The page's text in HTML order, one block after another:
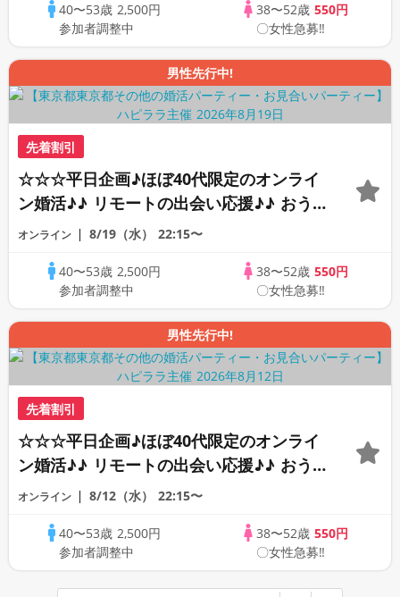
PARTY!!40〜53歳 2,500円
参加者調整中
38〜52歳 550円
〇女性急募‼
男性先行中!
先着割引
☆☆☆平日企画♪ほぼ40代限定のオンライ
ン婚活♪♪ リモートの出会い応援♪♪ おう
ちで乾杯しませんか♪♪ ☆全国の方が対象
PARTY!!
オンライン 8/19（水） 22:15〜
40〜53歳 2,500円
参加者調整中
38〜52歳 550円
〇女性急募‼
男性先行中!
先着割引
☆☆☆平日企画♪ほぼ40代限定のオンライ
ン婚活♪♪ リモートの出会い応援♪♪ おう
ちで乾杯しませんか♪♪ ☆全国の方が対象
PARTY!!
オンライン 8/12（水） 22:15〜
40〜53歳 2,500円
参加者調整中
38〜52歳 550円
〇女性急募‼